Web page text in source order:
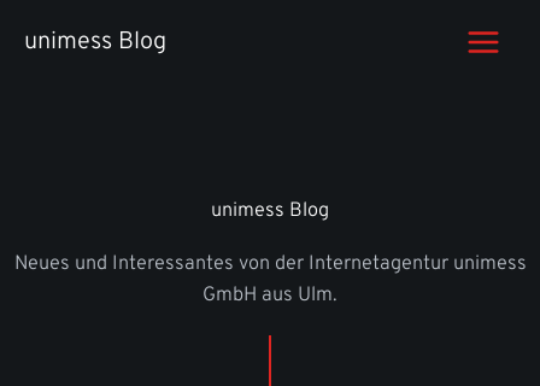
Inhaltunimess Blog
unimess Blog
Neues und Interessantes von der Internetagentur unimess
GmbH aus Ulm.